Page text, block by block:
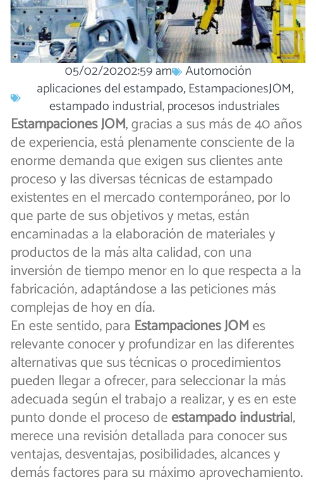
05/02/20202:59 am
Automoción
aplicaciones del estampado,EstampacionesJOM,
estampado industrial,procesos industriales
Estampaciones JOM, gracias a sus más de 40 años
de experiencia, está plenamente consciente de la
enorme demanda que exigen sus clientes ante
proceso y las diversas técnicas de estampado
existentes en el mercado contemporáneo, por lo
que parte de sus objetivos y metas, están
encaminadas a la elaboración de materiales y
productos de la más alta calidad, con una
inversión de tiempo menor en lo que respecta a la
fabricación, adaptándose a las peticiones más
complejas de hoy en día.
En este sentido, para Estampaciones JOMes
relevante conocer y profundizar en las diferentes
alternativas que sus técnicas o procedimientos
pueden llegar a ofrecer, para seleccionar la más
adecuada según el trabajo a realizar, y es en este
punto donde el proceso deestampado industrial,
merece una revisión detallada para conocer sus
ventajas, desventajas, posibilidades, alcances y
demás factores para su máximo aprovechamiento.